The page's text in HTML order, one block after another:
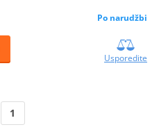
Po narudžbi
Usporedite
1